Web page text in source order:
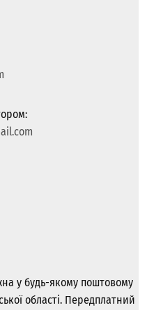
у будь-якому поштовому
області. Передплатний